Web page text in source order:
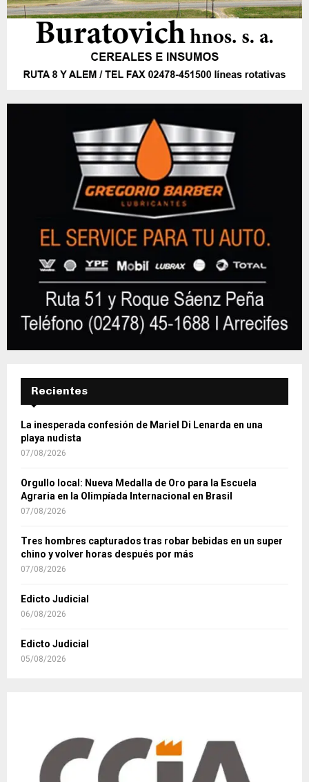
Recientes
La inesperada confesión de Mariel Di Lenarda en una
playa nudista
07/08/2026
Orgullo local: Nueva Medalla de Oro para la Escuela
Agraria en la Olimpíada Internacional en Brasil
07/08/2026
Tres hombres capturados tras robar bebidas en un super
chino y volver horas después por más
07/08/2026
Edicto Judicial
06/08/2026
Edicto Judicial
05/08/2026